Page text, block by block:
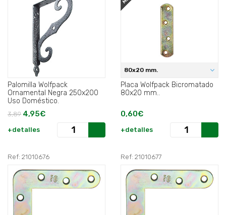
Palomilla Wolfpack
Ornamental Negra 250x200
Uso Doméstico.
3,89 4,95€
+detalles
80x20 mm.
Placa Wolfpack Bicromatado
80x20 mm..
0,60€
+detalles
Ref: 21010676 Ref: 21010677